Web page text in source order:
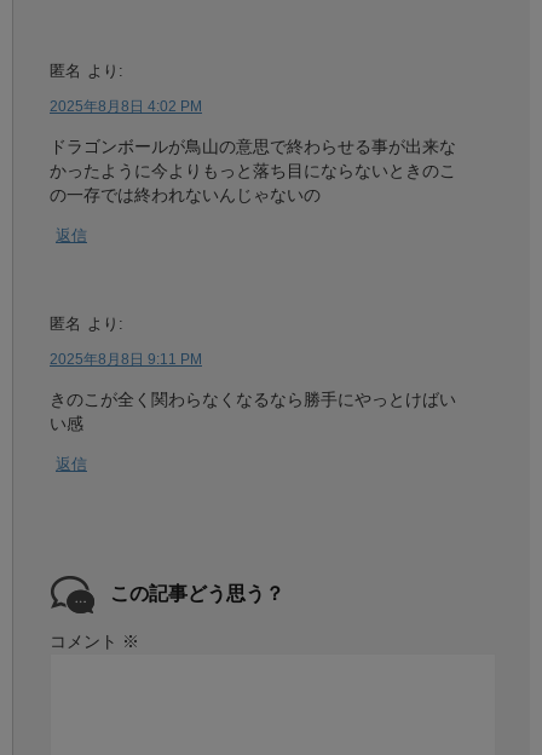
匿名 より:
2025年8月8日 4:02 PM
ドラゴンボールが鳥山の意思で終わらせる事が出来な
かったように今よりもっと落ち目にならないときのこ
の一存では終われないんじゃないの
返信
匿名 より:
2025年8月8日 9:11 PM
きのこが全く関わらなくなるなら勝手にやっとけばい
い感
返信
この記事どう思う？
コメント ※